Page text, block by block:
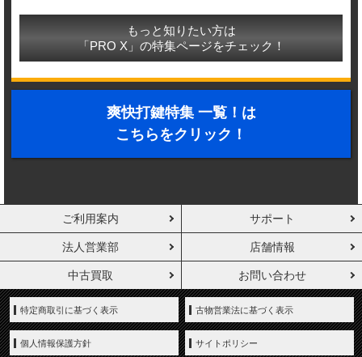
もっと知りたい方は
「PRO X」の特集ページをチェック！
爽快打鍵特集 一覧！は
こちらをクリック！
ご利用案内 サポート
法人営業部 店舗情報
中古買取 お問い合わせ
特定商取引に基づく表示 古物営業法に基づく表示
個人情報保護方針 サイトポリシー